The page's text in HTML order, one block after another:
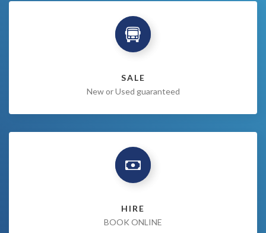
SALE
New or Used guaranteed
HIRE
BOOK ONLINE